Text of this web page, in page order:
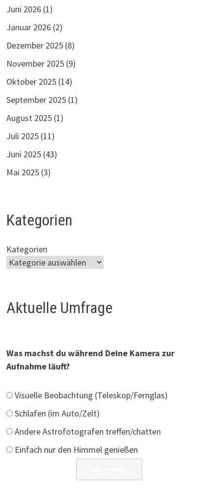
Juni 2026 (1)
Januar 2026 (2)
Dezember 2025 (8)
November 2025 (9)
Oktober 2025 (14)
September 2025 (1)
August 2025 (1)
Juli 2025 (11)
Juni 2025 (43)
Mai 2025 (3)
Kategorien
Kategorien
Aktuelle Umfrage
Was machst du während Deine Kamera zur
Aufnahme läuft?
Visuelle Beobachtung (Teleskop/Fernglas)
Schlafen (im Auto/Zelt)
Andere Astrofotografen treffen/chatten
Einfach nur den Himmel genießen